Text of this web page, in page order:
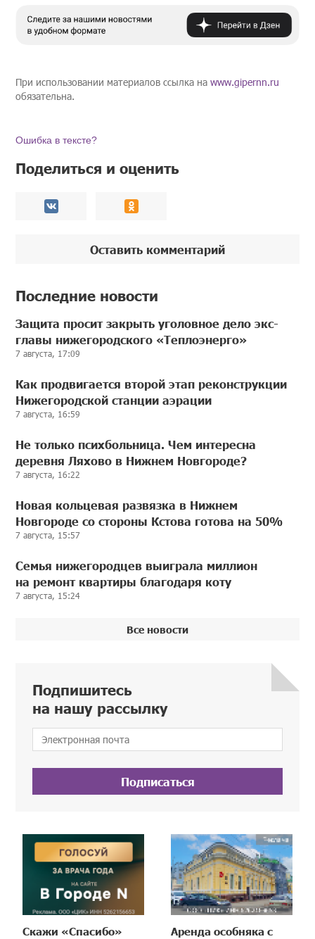
При использовании материалов ссылка наwww.gipernn.ru
обязательна.
Ошибка в тексте?
Поделиться и оценить
Оставить комментарий
Последние новости
Защита просит закрыть уголовное дело экс-
главы нижегородского «Теплоэнерго»
7 августа, 17:09
Как продвигается второй этап реконструкции
Нижегородской станции аэрации
7 августа, 16:59
Не только психбольница. Чем интересна
деревня Ляхово в Нижнем Новгороде?
7 августа, 16:22
Новая кольцевая развязка в Нижнем
Новгороде со стороны Кстова готова на 50%
7 августа, 15:57
Семья нижегородцев выиграла миллион
на ремонт квартиры благодаря коту
7 августа, 15:24
Все новости
Подпишитесь
на нашу рассылку
Подписаться
Скажи «Спасибо»
Аренда особняка с